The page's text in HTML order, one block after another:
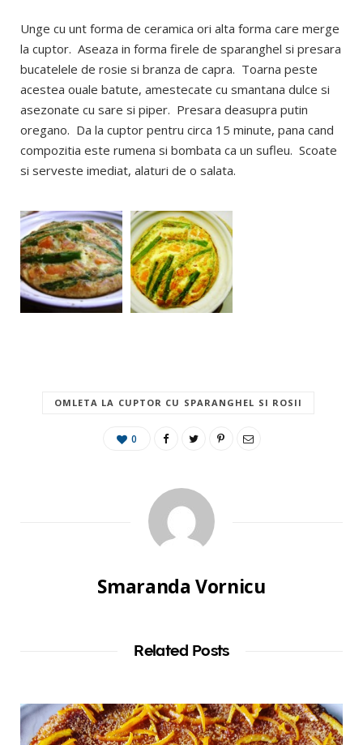
Unge cu unt forma de ceramica ori alta forma care merge
la cuptor. Aseaza in forma firele de sparanghel si presara
bucatelele de rosie si branza de capra. Toarna peste
acestea ouale batute, amestecate cu smantana dulce si
asezonate cu sare si piper. Presara deasupra putin
oregano. Da la cuptor pentru circa 15 minute, pana cand
compozitia este rumena si bombata ca un sufleu. Scoate
si serveste imediat, alaturi de o salata.
OMLETA LA CUPTOR CU SPARANGHEL SI ROSII
0
Smaranda Vornicu
Related Posts